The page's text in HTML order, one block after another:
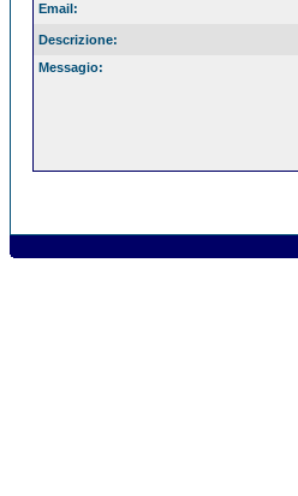
Email:
Descrizione:
Messagio: